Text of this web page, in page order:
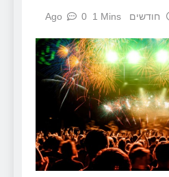
0 1 Mins